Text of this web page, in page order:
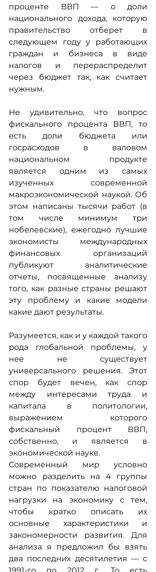
проценте ВВП — о доли
национального дохода, которую
правительство отберет в
следующем году у работающих
граждан и бизнеса в виде
налогов и перераспределит
через бюджет так, как считает
нужным.
Не удивительно, что вопрос
фискального процента ВВП, то
есть доли бюджета или
госрасходов в валовом
национальном продукте
является одним из самых
изученных современной
макроэкономической наукой. Об
этом написаны тысячи работ (в
том числе минимум три
нобелевские), ежегодно лучшие
экономисты международных
финансовых организаций
публикуют аналитические
отчеты, посвященные анализу
того, как разные страны решают
эту проблему и какие модели
какие дают результаты.
Разумеется, как и у каждой такого
рода глобальной проблемы, у
нее не существует
универсального решения. Этот
спор будет вечен, как спор
между интересами труда и
капитала в политологии,
выражением которого
фискальный процент ВВП,
собственно, и является в
экономической науке.
Современный мир условно
можно разделить на 4 группы
стран по показателю налоговой
нагрузки на экономику с тем,
чтобы кратко описать их
основные характеристики и
закономерности развития. Для
анализа я предложил бы взять
два последних десятилетия — с